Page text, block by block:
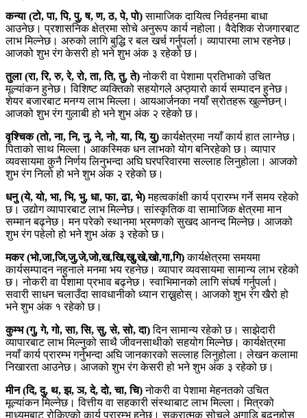
कन्या (टो, पा, पि, पु, ष, ण, ठ, पे, पो)सामाजिक दायित्व निर्वहनमा बाधा
आउनेछ। प्रशासनिक क्षेत्रमा सोचे अनुरूप कार्य नहोला। वैदेशिक रोजगारबाट
लाभ मिल्नेछ। अरुको लागि बुद्धि र बल खर्च गर्नुपर्ला। व्यापारमा लाभ रहनेछ।
आजको शुभ रंग केसरी हो भने शुभ अंक ३ रहेको छ।
तुला (रा, रि, रु, रे, रो, ता, ति, तु, ते)नोकरी वा पेशामा प्रतिभाको उचित
मूल्यांकन हुनेछ। विशिष्ट व्यक्तिको सहयोगले अप्ठ्यारो कार्य सम्पादन हुनेछ।
शेयर बजारबाट मनग्य लाभ मिल्ला। आयआर्जनका नयाँ स्रोतहरू खुल्नेछन्।
आजको शुभ रंग गुलाबी हो भने शुभ अंक २ रहेको छ।
वृश्चिक (तो, ना, नि, नु, ने, नो, या, यि, यु)कार्यक्षेत्रमा नयाँ कार्य हात लाग्नेछ।
पिताको साथ मिल्ला। आकस्मिक धन लाभको योग बनिरहेको छ। व्यापार
व्यवसायमा कुनै निर्णय लिनुभन्दा अघि घरपरिवारमा सल्लाह लिनुहोला। आजको
शुभ रंग निलो हो भने शुभ अंक २ रहेको छ।
धनु (ये, यो, भा, भि, भु, धा, फा, ढा, भे)महत्वकांक्षी कार्य प्रारम्भ गर्ने समय रहेको
छ। उद्योग व्यापारबाट लाभ मिल्नेछ। सांस्कृतिक वा सामाजिक क्षेत्रमा मान
सम्मान बढ्नेछ। मन परेको स्थानमा भ्रमणको सुखद आनन्द मिल्नेछ। आजको
शुभ रंग पहेलो हो भने शुभ अंक ३ रहेको छ।
मकर (भो,जा,जि,जु,जे,जो,ख,खि,खु,खे,खो,गा,गि)कार्यक्षेत्रमा समयमा
कार्यसम्पादन नहुनाले मनमा भय रहनेछ। व्यापार व्यवसायमा सामान्य लाभ रहेको
छ। नोकरी वा पेशामा प्रभाव बढ्नेछ। स्वाभिमानको लागि संघर्ष गर्नुपर्ला।
सवारी साधन चलाउँदा सावधानीको ध्यान राख्नुहोस्। आजको शुभ रंग खैरो हो
भने शुभ अंक १ रहेको छ।
कुम्भ (गु, गे, गो, सा, सि, सु, से, सो, दा)दिन सामान्य रहेको छ। साझेदारी
व्यापारबाट लाभ मिल्नुको साथै जीवनसाथीको सहयोग मिल्नेछ। कार्यक्षेत्रमा
नयाँ कार्य प्रारम्भ गर्नुभन्दा अघि जानकारको सल्लाह लिनुहोला। लेखन कलामा
निखारता आउनेछ। आजको शुभ रंग केसरी हो भने शुभ अंक ३ रहेको छ।
मीन (दि, दु, थ, झ, ञ, दे, दो, चा, चि)नोकरी वा पेशामा मेहनतको उचित
मूल्यांकन मिल्नेछ। वित्तीय वा सहकारी संस्थाबाट लाभ मिल्ला। मित्रको
माध्यमबाट रोकिएको कार्य प्रारम्भ हुनेछ। सकरात्मक सोचले अगाडि बढ्नुहोस्